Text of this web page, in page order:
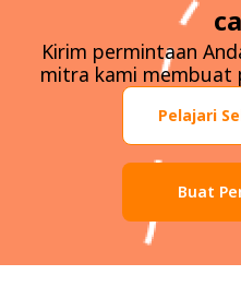
Kirim permintaan
mitra kami membuat
Pelajari
Buat